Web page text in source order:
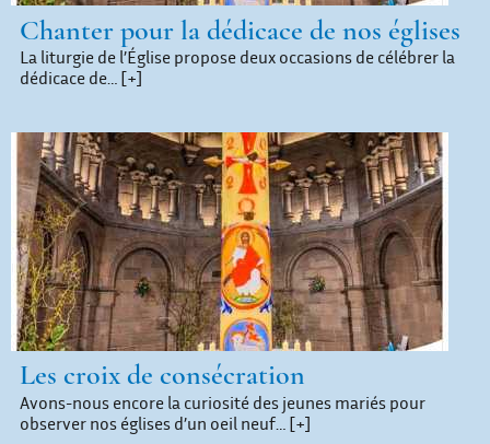
Chanter pour la dédicace de nos églises
La liturgie de l’Église propose deux occasions de célébrer la
dédicace de… [+]
Les croix de consécration
Avons-nous encore la curiosité des jeunes mariés pour
observer nos églises d’un oeil neuf… [+]